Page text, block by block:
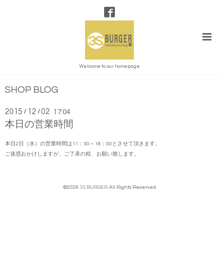
Welcome to our homepage
SHOP BLOG
2015 / 12 /02 17:04
本日の営業時間
本日2日（水）の営業時間は11：30～18：00とさせて頂きます。
ご迷惑おかけしますが、ご了承の程、お願い致します。
©2026 3S BURGER. All Rights Reserved.